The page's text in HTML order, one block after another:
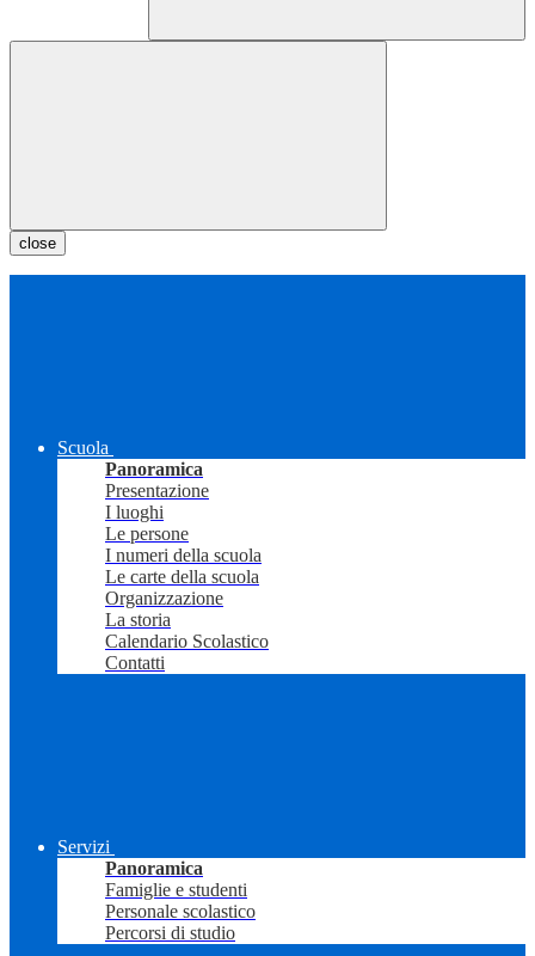
close
Scuola
Panoramica
Presentazione
I luoghi
Le persone
I numeri della scuola
Le carte della scuola
Organizzazione
La storia
Calendario Scolastico
Contatti
Servizi
Panoramica
Famiglie e studenti
Personale scolastico
Percorsi di studio